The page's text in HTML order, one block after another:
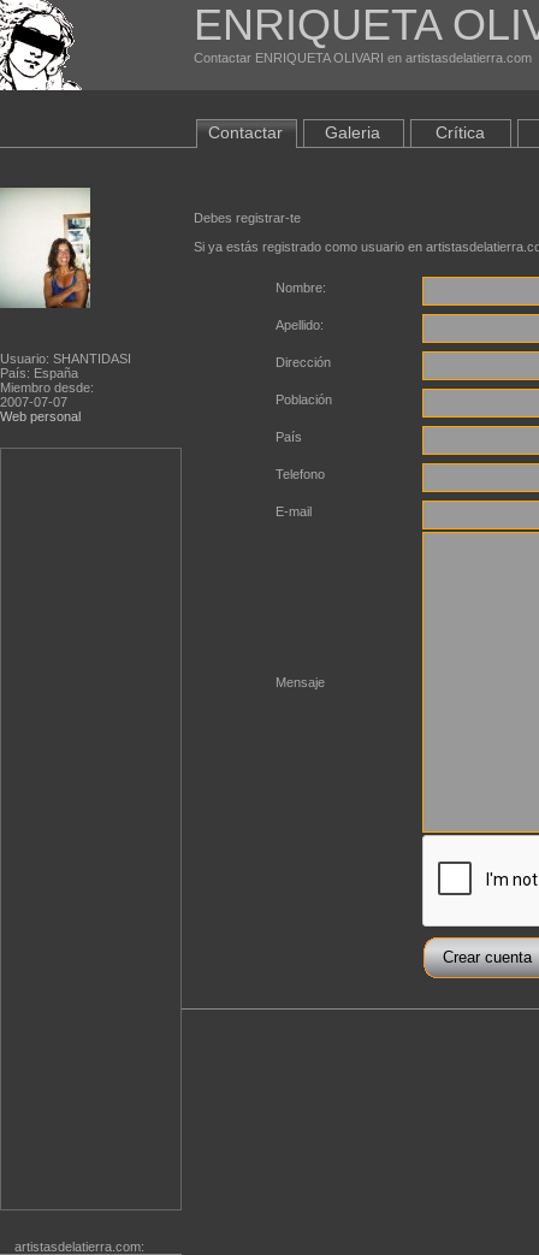
ENRIQUETA
Contactar ENRIQUETA OLIVARI en artistasdelatierra.com
Usuario: SHANTIDASI
País: España
Miembro desde:
2007-07-07
Web personal
artistasdelatierra.com:
Contactar Galeria Crítica
Debes registrar-te
Si ya estás registrado como usuario en
Nombre:
Apellido:
Dirección
Población
País
Telefono
E-mail
Mensaje